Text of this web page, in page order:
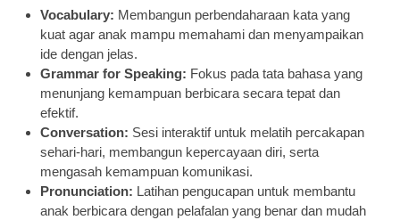
Vocabulary: Membangun perbendaharaan kata yang
kuat agar anak mampu memahami dan menyampaikan
ide dengan jelas.
Grammar for Speaking: Fokus pada tata bahasa yang
menunjang kemampuan berbicara secara tepat dan
efektif.
Conversation: Sesi interaktif untuk melatih percakapan
sehari-hari, membangun kepercayaan diri, serta
mengasah kemampuan komunikasi.
Pronunciation: Latihan pengucapan untuk membantu
anak berbicara dengan pelafalan yang benar dan mudah